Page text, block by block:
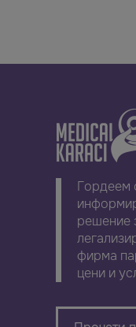
Гордеем
решение
фирма
цени и